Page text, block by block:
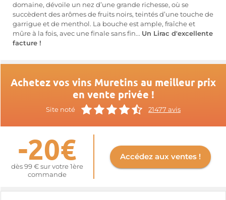
domaine, dévoile un nez d’une grande richesse, où se
succèdent des arômes de fruits noirs, teintés d’une touche de
garrigue et de menthol. La bouche est ample, fraîche et
mûre à la fois, avec une finale sans fin... Un Lirac d'excellente
facture !
Achetez vos vins Muretins au meilleur prix
en vente privée !
Site noté 21477 avis
-20€
dès 99 € sur votre 1ère
commande
Accédez aux ventes !